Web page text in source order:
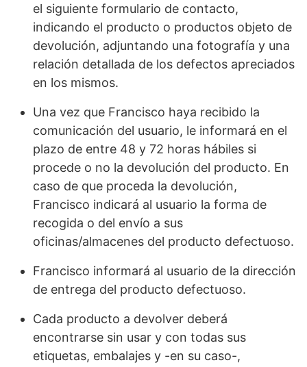
el siguiente formulario de contacto,
indicando el producto o productos objeto de
devolución, adjuntando una fotografía y una
relación detallada de los defectos apreciados
en los mismos.
Una vez que Francisco haya recibido la
comunicación del usuario, le informará en el
plazo de entre 48 y 72 horas hábiles si
procede o no la devolución del producto. En
caso de que proceda la devolución,
Francisco indicará al usuario la forma de
recogida o del envío a sus
oficinas/almacenes del producto defectuoso.
Francisco informará al usuario de la dirección
de entrega del producto defectuoso.
Cada producto a devolver deberá
encontrarse sin usar y con todas sus
etiquetas, embalajes y -en su caso-,